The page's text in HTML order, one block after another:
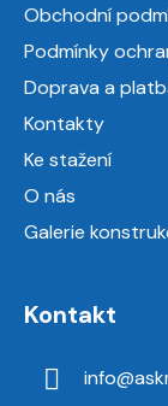
Obchodní
Podmínky
Doprava a
Kontakty
Ke stažení
O nás
Galerie
Kontakt
info@